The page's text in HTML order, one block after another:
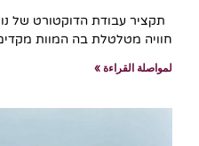
תקציר עבודת הדוקטורט של
חוויה מטלטלת בה המוות
لمواصلة القراءة »